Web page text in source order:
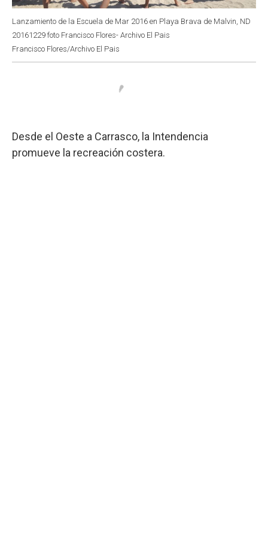
Lanzamiento de la Escuela de Mar 2016 en Playa Brava de Malvin, ND
20161229 foto Francisco Flores- Archivo El Pais
Francisco Flores/Archivo El Pais
Desde el Oeste a Carrasco, la Intendencia
promueve la recreación costera.